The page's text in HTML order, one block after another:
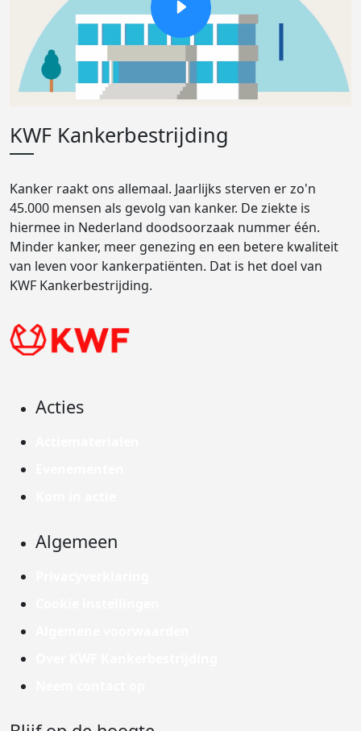
KWF Kankerbestrijding
Kanker raakt ons allemaal. Jaarlijks sterven er zo'n
45.000 mensen als gevolg van kanker. De ziekte is
hiermee in Nederland doodsoorzaak nummer één.
Minder kanker, meer genezing en een betere kwaliteit
van leven voor kankerpatiënten. Dat is het doel van
KWF Kankerbestrijding.
Acties
Algemeen